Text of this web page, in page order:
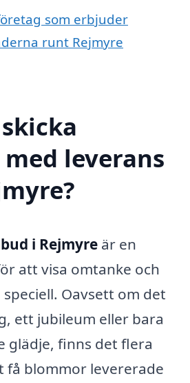
som erbjuder
runt Rejmyre
leverans
i Rejmyre är en
att visa omtanke och
Oavsett om det
ett jubileum eller bara
glädje, finns det flera
blommor levererade